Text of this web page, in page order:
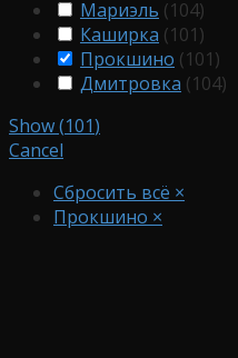
Мариэль (104)
Каширка (101)
Прокшино (101)
Дмитровка (104)
Show(101)
Cancel
Сбросить всё ×
Прокшино ×